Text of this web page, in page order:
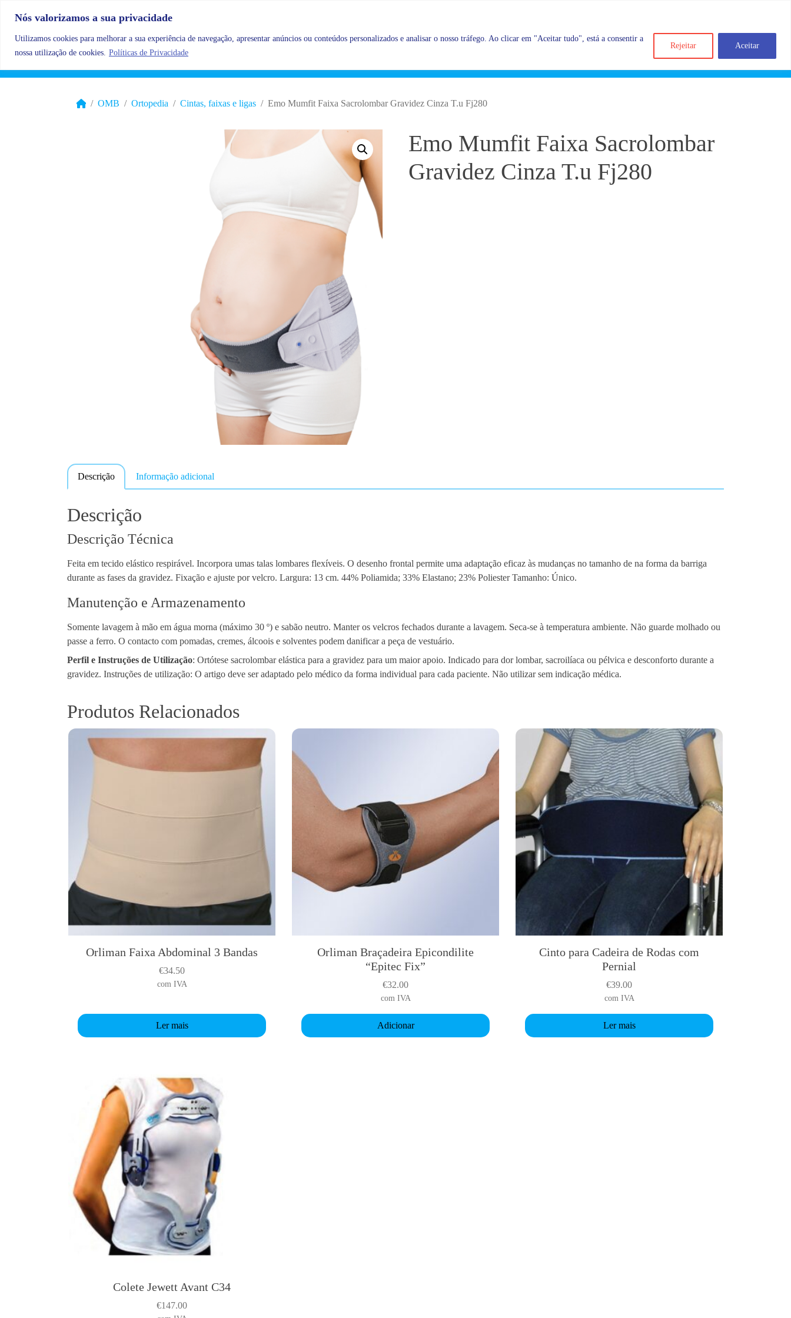
Nós valorizamos a sua privacidade
Utilizamos cookies para melhorar a sua experiência de navegação, apresentar anúncios ou conteúdos personalizados e analisar o nosso tráfego. Ao clicar em "Aceitar tudo", está a consentir a
nossa utilização de cookies. Políticas de Privacidade
Rejeitar Aceitar
Search Account
OMB Ortopedia Cintas, faixas e ligas Emo Mumfit Faixa Sacrolombar Gravidez Cinza T.u Fj280
Emo Mumfit Faixa Sacrolombar
Gravidez Cinza T.u Fj280
Descrição Informação adicional
Descrição
Descrição Técnica
Feita em tecido elástico respirável. Incorpora umas talas lombares flexíveis. O desenho frontal permite uma adaptação eficaz às mudanças no tamanho de na forma da barriga
durante as fases da gravidez. Fixação e ajuste por velcro. Largura: 13 cm. 44% Poliamida; 33% Elastano; 23% Poliester Tamanho: Único.
Manutenção e Armazenamento
Somente lavagem à mão em água morna (máximo 30 º) e sabão neutro. Manter os velcros fechados durante a lavagem. Seca-se à temperatura ambiente. Não guarde molhado ou
passe a ferro. O contacto com pomadas, cremes, álcoois e solventes podem danificar a peça de vestuário.
Perfil e Instruções de Utilização: Ortótese sacrolombar elástica para a gravidez para um maior apoio. Indicado para dor lombar, sacroilíaca ou pélvica e desconforto durante a
gravidez. Instruções de utilização: O artigo deve ser adaptado pelo médico da forma individual para cada paciente. Não utilizar sem indicação médica.
Produtos Relacionados
Orliman Faixa Abdominal 3 Bandas
€34.50
com IVA
Ler mais
Orliman Braçadeira Epicondilite
“Epitec Fix”
€32.00
com IVA
Adicionar
Cinto para Cadeira de Rodas com
Pernial
€39.00
com IVA
Ler mais
Colete Jewett Avant C34
€147.00